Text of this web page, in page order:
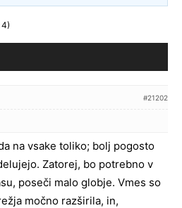
#21202
na vsake toliko; bolj pogosto
Zatorej, bo potrebno v
poseči malo globje. Vmes so
močno razširila, in,